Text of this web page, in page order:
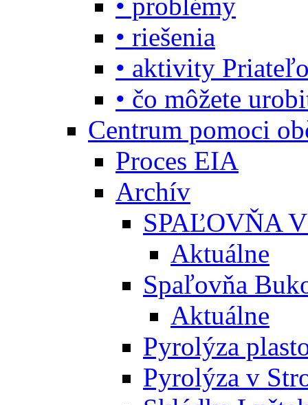
• riešenia
• aktivity
• čo môžete
Centrum pomoci
Proces EIA
Archív
SPAĽOVŇA
Aktuálne
Spaľovňa
Aktuálne
Pyrolýza
Pyrolýza v